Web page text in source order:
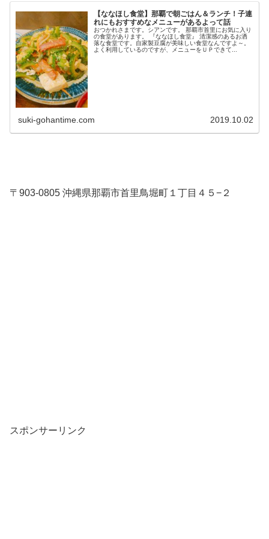
【ななほし食堂】那覇で朝ごはん＆ランチ！子連
れにもおすすめなメニューがあるよって話
おつかれさまです。シアンです。 那覇市首里にお気に入り
の食堂があります。 『ななほし食堂』 清潔感のあるお洒
落な食堂です。自家製豆腐が美味しい食堂なんですよ～。
よく利用しているのですが、メニューをＵＰできて...
suki-gohantime.com 2019.10.02
〒903-0805 沖縄県那覇市首里鳥堀町１丁目４５−２
スポンサーリンク